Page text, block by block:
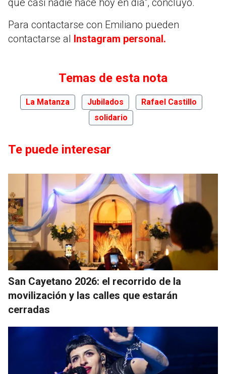
que casi nadie hace hoy en día", concluyó.
Para contactarse con Emiliano pueden
contactarse al
Instagram personal.
Temas de esta nota
La Matanza Jubilados
Rafael Castillo
solidario
Te puede interesar
San Cayetano 2026: el recorrido de la
movilización y las calles que estarán
cerradas